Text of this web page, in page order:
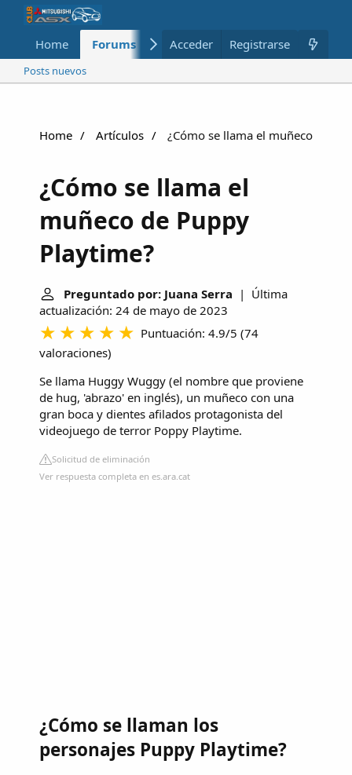
Home Forums Nuevo Miembros
Acceder Registrarse
Posts nuevos
Home Artículos ¿Cómo se llama el muñeco de
¿Cómo se llama el
muñeco de Puppy
Playtime?
Preguntado por: Juana Serra | Última
actualización: 24 de mayo de 2023
Puntuación: 4.9/5 (74
valoraciones)
Se llama Huggy Wuggy (el nombre que proviene
de hug, 'abrazo' en inglés), un muñeco con una
gran boca y dientes afilados protagonista del
videojuego de terror Poppy Playtime.
Solicitud de eliminación
Ver respuesta completa en es.ara.cat
¿Cómo se llaman los
personajes Puppy Playtime?